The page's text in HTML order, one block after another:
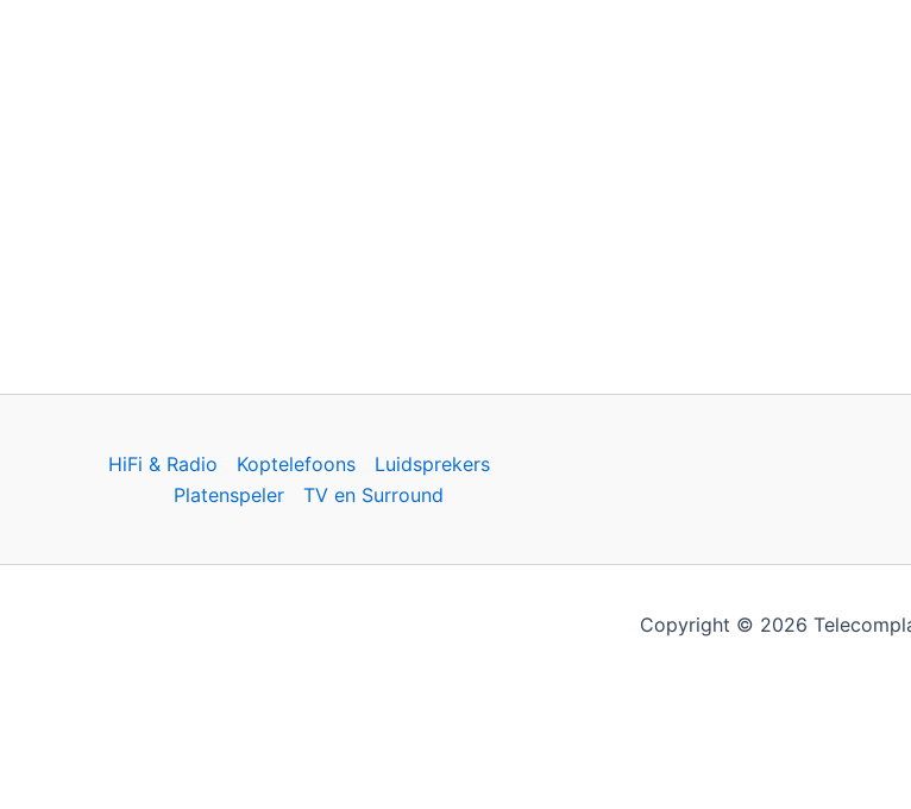
HiFi & Radio Koptelefoons
Luidsprekers
Platenspeler
TV en Surround
Copyright © 2026